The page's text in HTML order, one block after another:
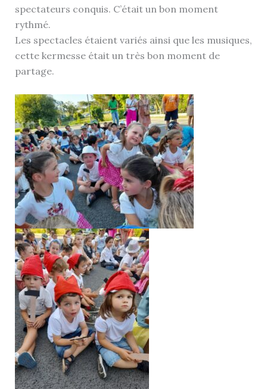
spectateurs conquis. C’était un bon moment
rythmé.
Les spectacles étaient variés ainsi que les musiques,
cette kermesse était un très bon moment de
partage.